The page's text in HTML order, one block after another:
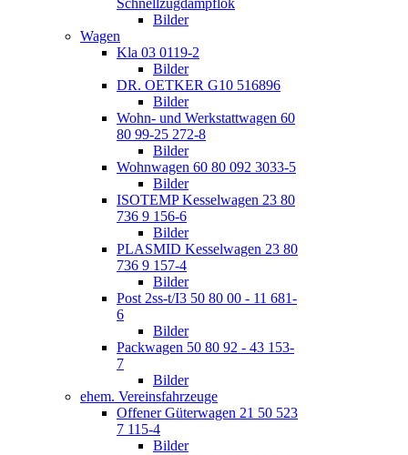
Schnellzugdampflok
Bilder
Wagen
Kla 03 0119-2
Bilder
DR. OETKER G10 516896
Bilder
Wohn- und Werkstattwagen 60
80 99-25 272-8
Bilder
Wohnwagen 60 80 092 3033-5
Bilder
ISOTEMP Kesselwagen 23 80
736 9 156-6
Bilder
PLASMID Kesselwagen 23 80
736 9 157-4
Bilder
Post 2ss-t/I3 50 80 00 - 11 681-
6
Bilder
Packwagen 50 80 92 - 43 153-
7
Bilder
ehem. Vereinsfahrzeuge
Offener Güterwagen 21 50 523
7 115-4
Bilder